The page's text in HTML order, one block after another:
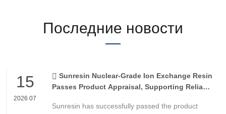
Последние новости
15
2026 07
Sunresin Nuclear-Grade Ion Exchange Resin
Passes Product Appraisal, Supporting Reliable
Sunresin has successfully passed the product